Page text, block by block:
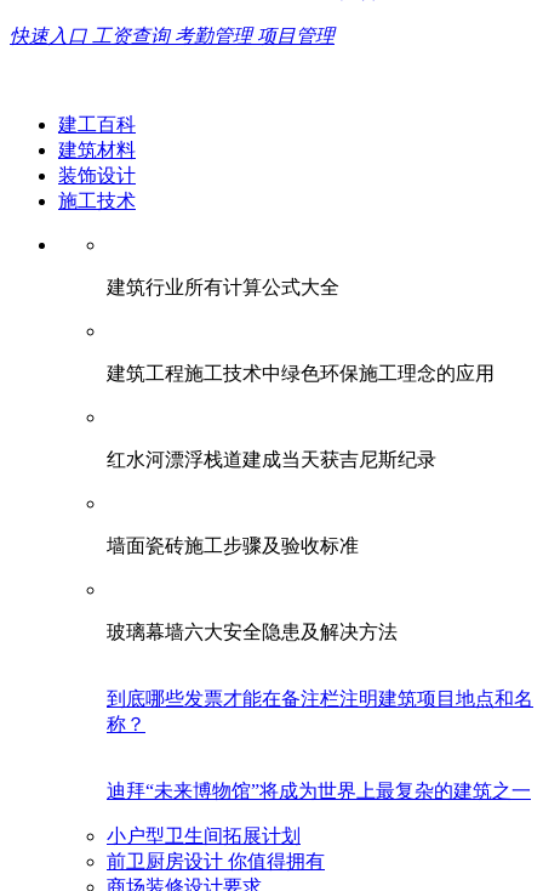
快速入口 工资查询 考勤管理 项目管理
建工百科
建筑材料
装饰设计
施工技术
建筑行业所有计算公式大全
建筑工程施工技术中绿色环保施工理念的应用
红水河漂浮栈道建成当天获吉尼斯纪录
墙面瓷砖施工步骤及验收标准
玻璃幕墙六大安全隐患及解决方法
到底哪些发票才能在备注栏注明建筑项目地点和名
称？
迪拜“未来博物馆”将成为世界上最复杂的建筑之一
小户型卫生间拓展计划
前卫厨房设计 你值得拥有